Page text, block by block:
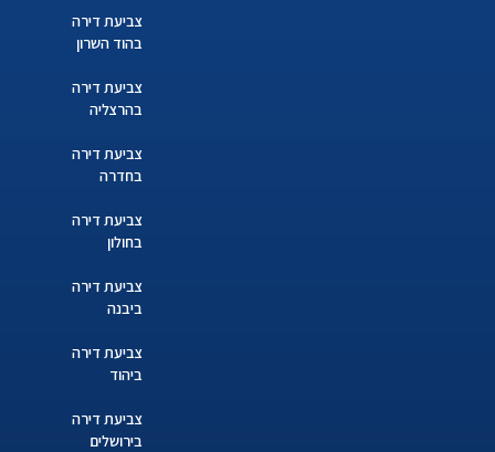
צביעת דירה
בהוד השרון
צביעת דירה
בהרצליה
צביעת דירה
בחדרה
צביעת דירה
בחולון
צביעת דירה
ביבנה
צביעת דירה
ביהוד
צביעת דירה
בירושלים